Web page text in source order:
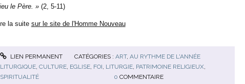
le Père. »(2, 5-11)
la suite sur le site de l'Homme Nouveau
LIEN PERMANENT CATÉGORIES :ART,AU RYTHME DE L'ANNÉE
LITURGIQUE, CULTURE, EGLISE, FOI LITURGIE, PATRIMOINE RELIGIEUX,
SPIRITUALITÉ
0 COMMENTAIRE